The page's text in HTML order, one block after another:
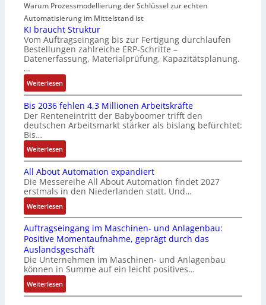
t
i
o
n
i
F
a
n
u
c
C
-
S
y
t
e
m
e
f
i
z
i
e
u
n
b
e
ä
t
i
g
R
e
i
f
e
g
a
r
t
f
ü
r
m
u
l
t
i
v
r
i
b
l
e
S
e
u
e
r
u
n
a
h
t
l
o
s
e
I
n
t
e
g
r
a
t
i
o
n
v
o
n
A
G
V
u
n
d
Warum Prozessmodellierung der Schlüssel zur echten
Automatisierung im Mittelstand ist
KI braucht Struktur
Vom Auftragseingang bis zur Fertigung durchlaufen
Bestellungen zahlreiche ERP-Schritte –
Datenerfassung, Materialprüfung, Kapazitätsplanung.
…
Weiterlesen:
K
I
b
r
a
u
c
h
t
S
t
r
u
k
t
u
r
Bis 2036 fehlen 4,3 Millionen Arbeitskräfte
Der Renteneintritt der Babyboomer trifft den
deutschen Arbeitsmarkt stärker als bislang befürchtet:
Bis…
Weiterlesen:
B
i
s
2
0
3
6
f
e
h
l
e
n
All About Automation expandiert
Die Messereihe All About Automation findet 2027
erstmals in den Niederlanden statt. Und…
Weiterlesen:
A
l
l
A
b
o
u
t
Auftragseingang im Maschinen- und Anlagenbau:
Positive Momentaufnahme, geprägt durch das
Auslandsgeschäft
Die Unternehmen im Maschinen- und Anlagenbau
können in Summe auf ein leicht positives…
Weiterlesen:
A